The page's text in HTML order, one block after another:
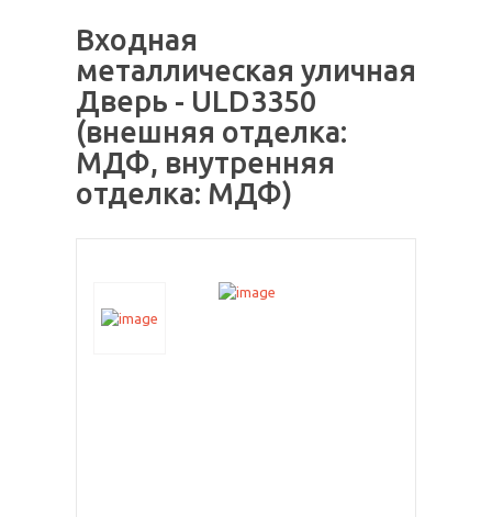
Входная
металлическая уличная
Дверь - ULD3350
(внешняя отделка:
МДФ, внутренняя
отделка: МДФ)